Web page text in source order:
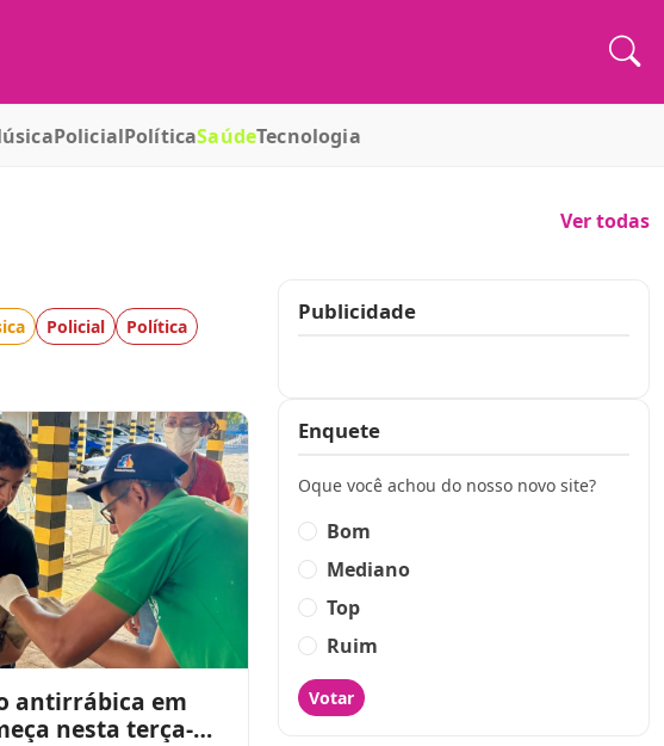
PolicialPolíticaSaúdeTecnologia
Ver todas
Policial
Política
antirrábica em
nesta terça-
Publicidade
Enquete
Oque você achou do nosso novo site?
Bom
Mediano
Top
Ruim
Votar